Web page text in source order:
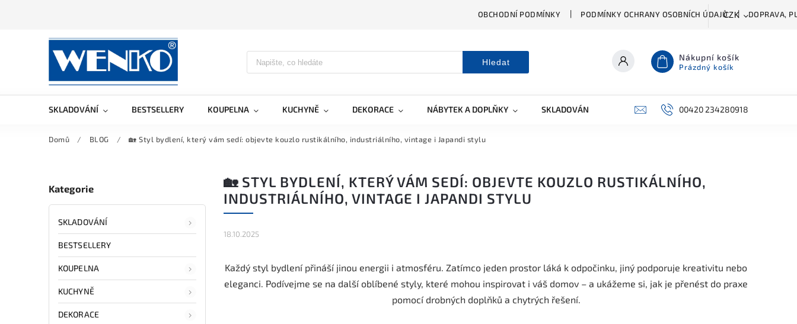
OBCHODNÍ PODMÍNKY PODMÍNKY OCHRANY OSOBNÍCH ÚDAJŮ DOPRAVA,
CZK
Hledat Nákupní košík
Prázdný košík
SKLADOVÁNÍ BESTSELLERY KOUPELNA KUCHYNĚ DEKORACE NÁBYTEK A DOPLŇKY SKLADOVÁNÍ A ČIŠTĚNÍ PŘÍSLUŠENSTVÍ
00420 234280918
Domů / BLOG / 🏡 Styl bydlení, který vám sedí: objevte kouzlo rustikálního, industriálního, vintage i Japandi stylu
Kategorie
SKLADOVÁNÍ
BESTSELLERY
KOUPELNA
KUCHYNĚ
DEKORACE
🏡 STYL BYDLENÍ, KTERÝ VÁM SEDÍ: OBJEVTE KOUZLO RUSTIKÁLNÍHO,
INDUSTRIÁLNÍHO, VINTAGE I JAPANDI STYLU
18.10.2025
Každý styl bydlení přináší jinou energii i atmosféru. Zatímco jeden prostor láká k odpočinku, jiný podporuje kreativitu nebo
eleganci. Podívejme se na další oblíbené styly, které mohou inspirovat i váš domov – a ukážeme si, jak je přenést do praxe
pomocí drobných doplňků a chytrých řešení.